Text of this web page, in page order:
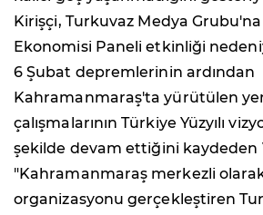
Kirişçi, Turkuvaz Medya
Ekonomisi Paneli etkinliği
6 Şubat depremlerinin ardından
Kahramanmaraş'ta yürütülen
çalışmalarının Türkiye Yüzyılı
şekilde devam ettiğini kaydeden
"Kahramanmaraş merkezli
organizasyonu gerçekleştiren